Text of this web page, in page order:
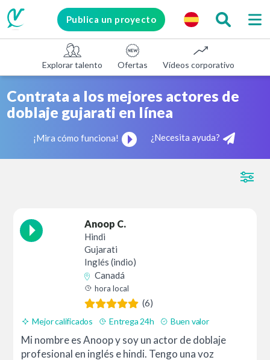
Publica un proyecto
Explorar talento Ofertas Vídeos corporativos
Contrata a los mejores actores de
doblaje gujarati en línea
¡Mira cómo funciona! ¿Necesita ayuda?
Anoop C.
Hindi
Gujarati
Inglés (indio)
Canadá
hora local
(6)
Mejor calificados Entrega 24h Buen valor
Mi nombre es Anoop y soy un actor de doblaje
profesional en inglés e hindi. Tengo una voz